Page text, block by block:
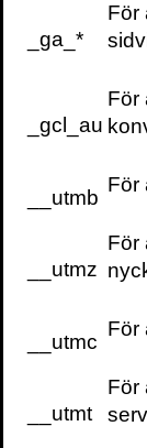
Stora
+46(0) 8 702
Fler
_ga_*
För
_gcl_au
För
__utmb
För
__utmz
För
__utmc
För
__utmt
För